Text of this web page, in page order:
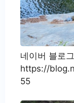
네이버 블로
https://
55